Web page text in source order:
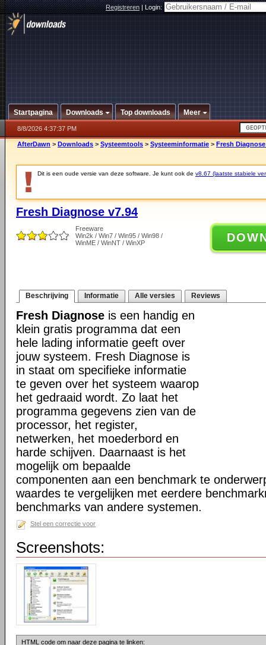
Registreren|Login:
Startpagina Downloads Top downloads Meer
8/8/2026 4:37:37 PM
AfterDawn > Downloads > Systeemtools > Systeeminformatie > Fresh Diagnose
Dit is een oude versie van deze software. Je kunt ook de v8.67 (laatste stabiele
Fresh Diagnose v7.94
Freeware
Win2k / Win7 / Win95 / Win98 /
WinME / WinNT / WinXP
Beschrijving Informatie Alle versies Reviews
Fresh Diagnose is een handig en
klein gratis programma dat een
hele lading informatie geeft over
jouw systeem. Fresh Diagnose is
in staat om specifieke informatie
te geven over het systeem waarop
het gedraaid wordt. Zo laat het
programma gegevens zien van de
processor, het register,
netwerken, het moederbord en
harde schijven. Daarnaast is het
mogelijk om bepaalde
componenten aan een benchmark te
waardes te vergelijken met eerdere
benchmarks van andere systemen.
Stel een correctie voor
Screenshots:
HTML code om naar deze pagina te linken: